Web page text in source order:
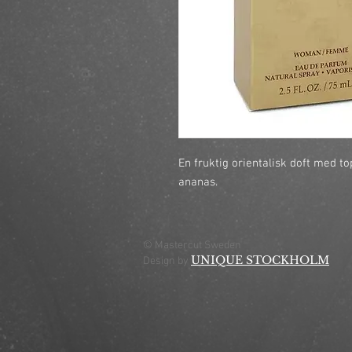
En fruktig orientalisk doft med
ananas.
© Mastercut Sweden
Design by UNIQUE STOCKHOLM